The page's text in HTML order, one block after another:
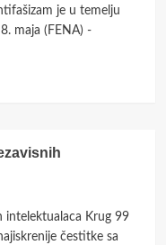
je u temelju
maja (FENA) -
intelektualaca Krug 99
čestitke sa